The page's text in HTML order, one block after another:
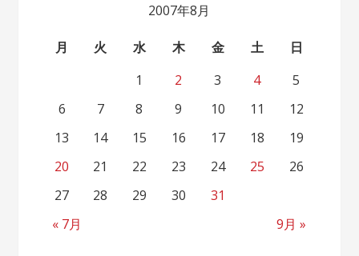
2007年8月
月 火 水 木 金 土 日
« 7月 9月 »
1 2 3 4
5
6
7 8 9 10 11
12
13
14 15 16 17 18
19
20
21 22 23 24 25
26
27
28 29 30 31